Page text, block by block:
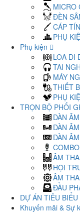
MICRO
ĐÈN
CÁP
PHỤ
Phụ kiện
LOA DI
TAI
MÁY
THIẾT
PHỤ
TRỌN BỘ PHỐI
DÀN
DÀN
DÀN
ÂM
HỘI
ÂM
ĐẦU
DỰ ÁN TIÊU BIỂU
Khuyến mãi & Sự